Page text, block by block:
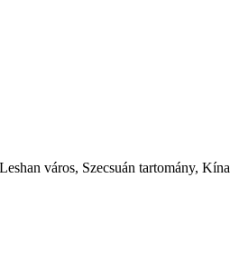
város, Szecsuán tartomány, Kína